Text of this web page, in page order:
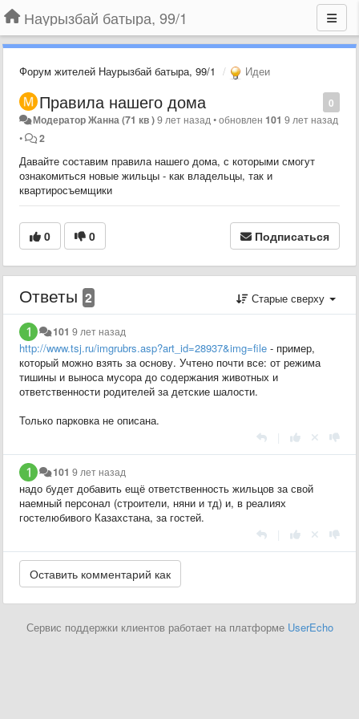
Наурызбай батыра, 99/1
Форум жителей Наурызбай батыра, 99/1 Идеи
0
Правила нашего дома
Модератор Жанна (71 кв )9 лет назад •обновлен 101 9 лет назад
•
2
Давайте составим правила нашего дома, с которыми смогут
ознакомиться новые жильцы - как владельцы, так и
квартиросъемщики
0 0 Подписаться
Ответы 2 Старые сверху
101 9 лет назад
http://www.tsj.ru/imgrubrs.asp?art_id=28937&img=file - пример,
который можно взять за основу. Учтено почти все: от режима
тишины и выноса мусора до содержания животных и
ответственности родителей за детские шалости.
Только парковка не описана.
101 9 лет назад
надо будет добавить ещё ответственность жильцов за свой
наемный персонал (строители, няни и тд) и, в реалиях
гостелюбивого Казахстана, за гостей.
Сервис поддержки клиентов работает на платформе UserEcho